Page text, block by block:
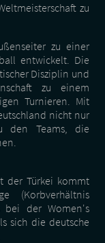
zu
zu einer
entwickelt. Die
Disziplin und
zu einem
Turnieren. Mit
nicht nur
den Teams, die
der Türkei kommt
(Korbverhältnis
bei der Women's
sich die deutsche